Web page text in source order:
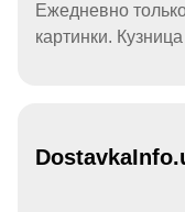
Ежедневно
картинки.